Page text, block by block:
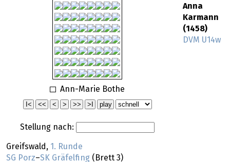
Ann-Marie Bothe
Stellung nach:
Anna
Karmann
(1458)
DVM U14w
Greifswald, 1. Runde
SG Porz–SK Gräfelfing (Brett 3)